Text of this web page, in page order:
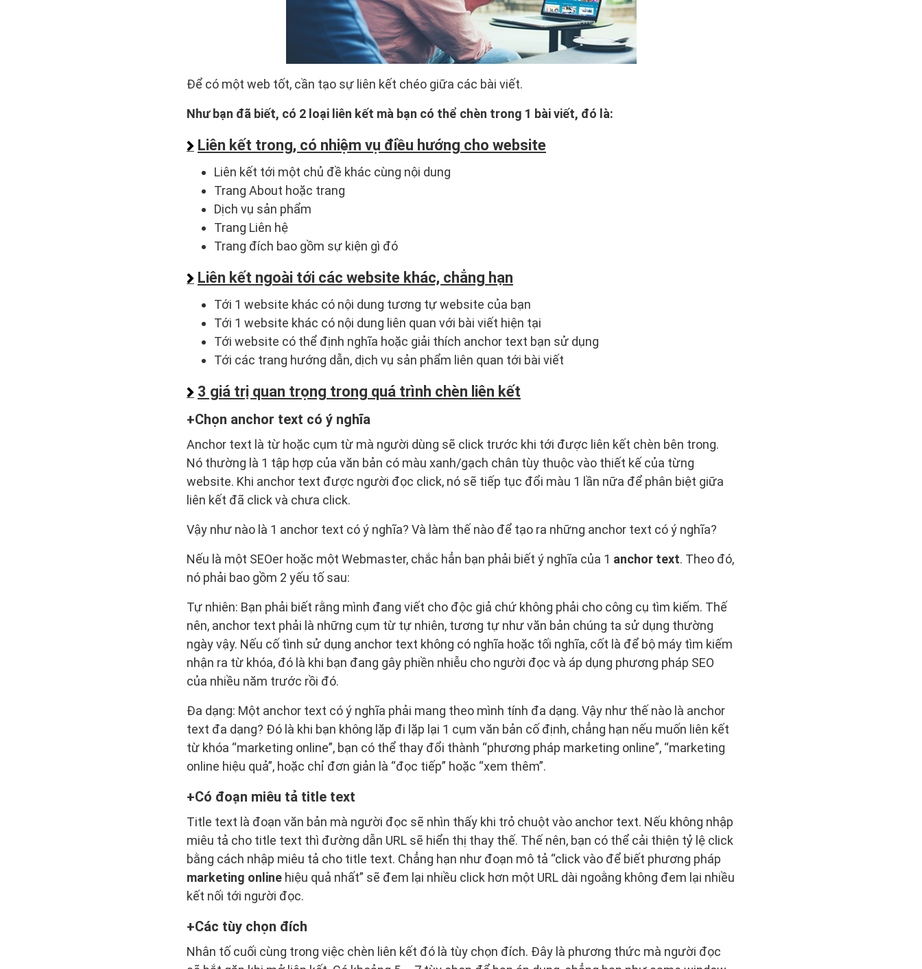
Để có một web tốt, cần tạo sự liên kết chéo giữa các bài viết.
Như bạn đã biết, có 2 loại liên kết mà bạn có thể chèn trong 1 bài viết, đó là:
Liên kết trong, có nhiệm vụ điều hướng cho website
Liên kết tới một chủ đề khác cùng nội dung
Trang About hoặc trang
Dịch vụ sản phẩm
Trang Liên hệ
Trang đích bao gồm sự kiện gì đó
Liên kết ngoài tới các website khác, chẳng hạn
Tới 1 website khác có nội dung tương tự website của bạn
Tới 1 website khác có nội dung liên quan với bài viết hiện tại
Tới website có thể định nghĩa hoặc giải thích anchor text bạn sử dụng
Tới các trang hướng dẫn, dịch vụ sản phẩm liên quan tới bài viết
3 giá trị quan trọng trong quá trình chèn liên kết
Chọn anchor text có ý nghĩa
Anchor text là từ hoặc cụm từ mà người dùng sẽ click trước khi tới được liên kết chèn bên trong.
Nó thường là 1 tập hợp của văn bản có màu xanh/gạch chân tùy thuộc vào thiết kế của từng
website. Khi anchor text được người đọc click, nó sẽ tiếp tục đổi màu 1 lần nữa để phân biệt giữa
liên kết đã click và chưa click.
Vậy như nào là 1 anchor text có ý nghĩa? Và làm thế nào để tạo ra những anchor text có ý nghĩa?
Nếu là một SEOer hoặc một Webmaster, chắc hẳn bạn phải biết ý nghĩa của 1 anchor text. Theo đó,
nó phải bao gồm 2 yếu tố sau:
Tự nhiên: Bạn phải biết rằng mình đang viết cho độc giả chứ không phải cho công cụ tìm kiếm. Thế
nên, anchor text phải là những cụm từ tự nhiên, tương tự như văn bản chúng ta sử dụng thường
ngày vậy. Nếu cố tình sử dụng anchor text không có nghĩa hoặc tối nghĩa, cốt là để bộ máy tìm kiếm
nhận ra từ khóa, đó là khi bạn đang gây phiền nhiễu cho người đọc và áp dụng phương pháp SEO
của nhiều năm trước rồi đó.
Đa dạng: Một anchor text có ý nghĩa phải mang theo mình tính đa dạng. Vậy như thế nào là anchor
text đa dạng? Đó là khi bạn không lặp đi lặp lại 1 cụm văn bản cố định, chẳng hạn nếu muốn liên kết
từ khóa “marketing online”, bạn có thể thay đổi thành “phương pháp marketing online”, “marketing
online hiệu quả”, hoặc chỉ đơn giản là “đọc tiếp” hoặc “xem thêm”.
Có đoạn miêu tả title text
Title text là đoạn văn bản mà người đọc sẽ nhìn thấy khi trỏ chuột vào anchor text. Nếu không nhập
miêu tả cho title text thì đường dẫn URL sẽ hiển thị thay thế. Thế nên, bạn có thể cải thiện tỷ lệ click
bằng cách nhập miêu tả cho title text. Chẳng hạn như đoạn mô tả “click vào để biết phương pháp
marketing online hiệu quả nhất” sẽ đem lại nhiều click hơn một URL dài ngoằng không đem lại nhiều
kết nối tới người đọc.
Các tùy chọn đích
Nhân tố cuối cùng trong việc chèn liên kết đó là tùy chọn đích. Đây là phương thức mà người đọc